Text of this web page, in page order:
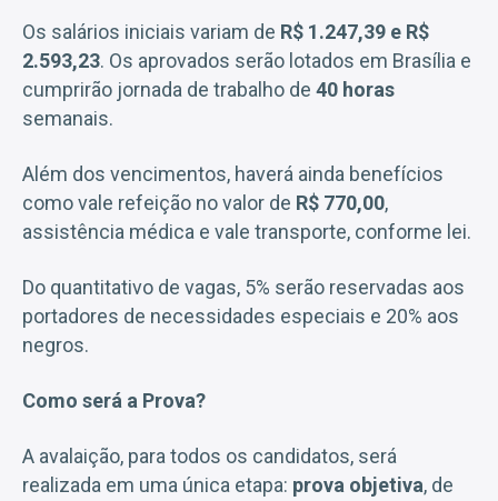
Os salários iniciais variam de R$ 1.247,39 e R$
2.593,23. Os aprovados serão lotados em Brasília e
cumprirão jornada de trabalho de 40 horas
semanais.
Além dos vencimentos, haverá ainda benefícios
como vale refeição no valor de R$ 770,00,
assistência médica e vale transporte, conforme lei.
Do quantitativo de vagas, 5% serão reservadas aos
portadores de necessidades especiais e 20% aos
negros.
Como será a Prova?
A avalaição, para todos os candidatos, será
realizada em uma única etapa: prova objetiva, de